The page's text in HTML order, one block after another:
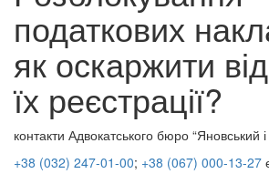
податкових
як оскаржити
їх реєстрації?
контакти Адвокатського бюро “Яновський
+38 (032) 247-01-00; +38 (067) 000-13-27